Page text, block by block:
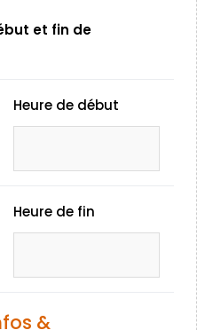
et fin de
Heure de début
Heure de fin
&